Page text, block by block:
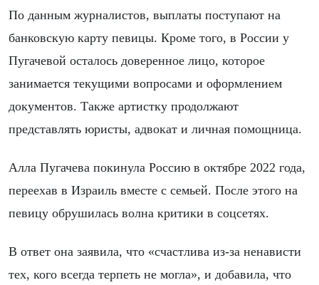
По данным журналистов, выплаты поступают на
банковскую карту певицы. Кроме того, в России у
Пугачевой осталось доверенное лицо, которое
занимается текущими вопросами и оформлением
документов. Также артистку продолжают
представлять юристы, адвокат и личная помощница.
Алла Пугачева покинула Россию в октябре 2022 года,
переехав в Израиль вместе с семьей. После этого на
певицу обрушилась волна критики в соцсетях.
В ответ она заявила, что «счастлива из-за ненависти
тех, кого всегда терпеть не могла», и добавила, что